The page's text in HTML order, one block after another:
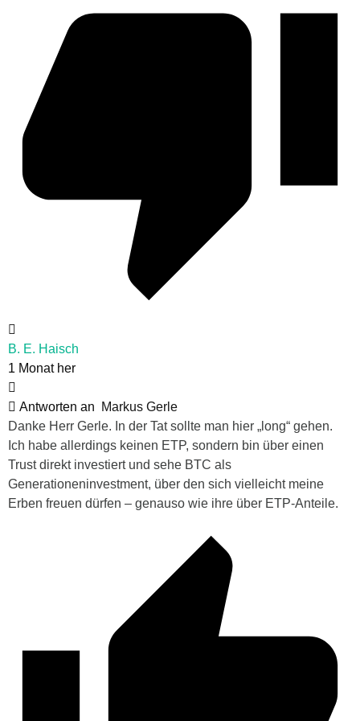
B. E. Haisch
1 Monat her
Antworten an
Markus Gerle
Danke Herr Gerle. In der Tat sollte man hier „long“ gehen.
Ich habe allerdings keinen ETP, sondern bin über einen
Trust direkt investiert und sehe BTC als
Generationeninvestment, über den sich vielleicht meine
Erben freuen dürfen – genauso wie ihre über ETP-Anteile.